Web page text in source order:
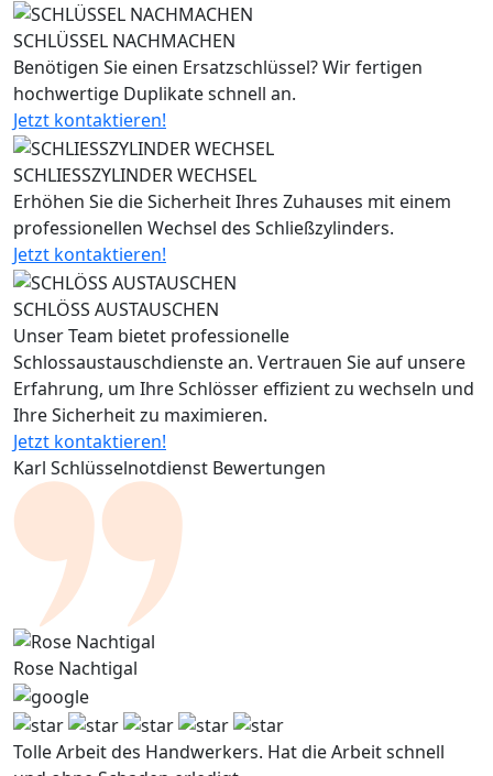
SCHLÜSSEL NACHMACHEN
Benötigen Sie einen Ersatzschlüssel? Wir fertigen
hochwertige Duplikate schnell an.
Jetzt kontaktieren!
SCHLIESSZYLINDER WECHSEL
Erhöhen Sie die Sicherheit Ihres Zuhauses mit einem
professionellen Wechsel des Schließzylinders.
Jetzt kontaktieren!
SCHLÖSS AUSTAUSCHEN
Unser Team bietet professionelle
Schlossaustauschdienste an. Vertrauen Sie auf unsere
Erfahrung, um Ihre Schlösser effizient zu wechseln und
Ihre Sicherheit zu maximieren.
Jetzt kontaktieren!
Karl Schlüsselnotdienst Bewertungen
Rose Nachtigal
Tolle Arbeit des Handwerkers. Hat die Arbeit schnell